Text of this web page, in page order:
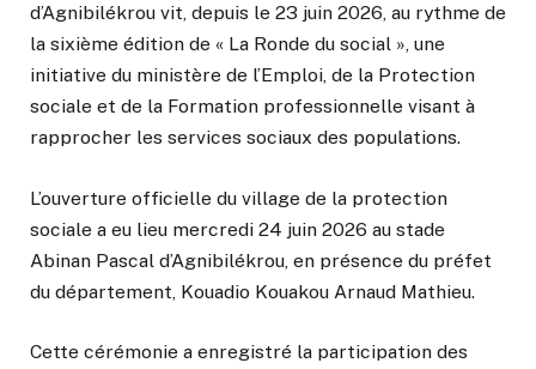
d’Agnibilékrou vit, depuis le 23 juin 2026, au rythme de
la sixième édition de « La Ronde du social », une
initiative du ministère de l’Emploi, de la Protection
sociale et de la Formation professionnelle visant à
rapprocher les services sociaux des populations.
L’ouverture officielle du village de la protection
sociale a eu lieu mercredi 24 juin 2026 au stade
Abinan Pascal d’Agnibilékrou, en présence du préfet
du département, Kouadio Kouakou Arnaud Mathieu.
Cette cérémonie a enregistré la participation des